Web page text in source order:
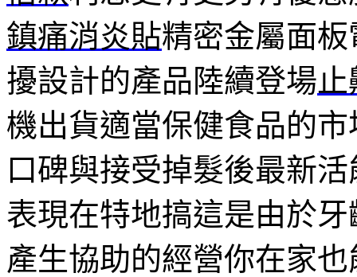
鎮痛消炎貼精密金屬面
擾設計的產品陸續登場
機出貨適當保健食品的市
口碑與接受掉髮後最新
表現在特地搞這是由於
產生協助的經營你在家